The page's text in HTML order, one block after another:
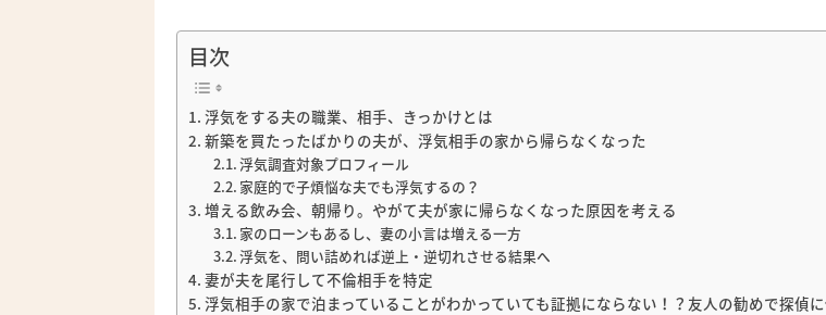
目次
浮気をする夫の職業、相手、きっかけとは
新築を買たったばかりの夫が、浮気相手の家から帰らなくなった
浮気調査対象プロフィール
家庭的で子煩悩な夫でも浮気するの？
増える飲み会、朝帰り。やがて夫が家に帰らなくなった原因を考える
家のローンもあるし、妻の小言は増える一方
浮気を、問い詰めれば逆上・逆切れさせる結果へ
妻が夫を尾行して不倫相手を特定
浮気相手の家で泊まっていることがわかっていても証拠にならない！？友人の勧めで探偵